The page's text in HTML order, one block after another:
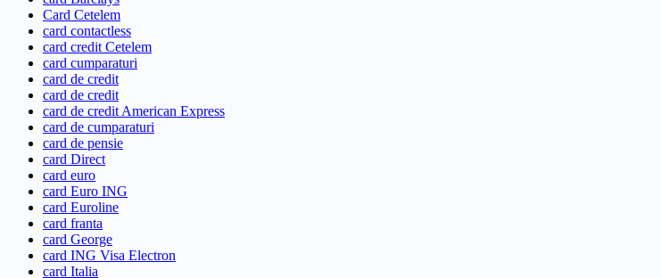
Card Cetelem
card contactless
card credit Cetelem
card cumparaturi
card de credit
card de credit
card de credit American Express
card de cumparaturi
card de pensie
card Direct
card euro
card Euro ING
card Euroline
card franta
card George
card ING Visa Electron
card Italia